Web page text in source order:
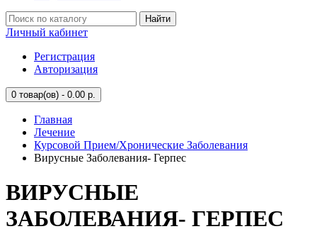
Найти
Личный кабинет
Регистрация
Авторизация
0 товар(ов) - 0.00 р.
Главная
Лечение
Курсовой Прием/Хронические Заболевания
Вирусные Заболевания- Герпес
ВИРУСНЫЕ
ЗАБОЛЕВАНИЯ- ГЕРПЕС